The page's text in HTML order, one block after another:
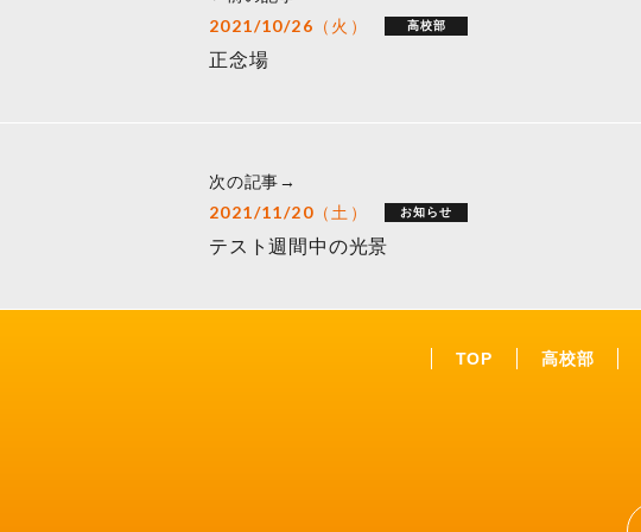
2021/10/26（火） 高校部
正念場
次の記事→
2021/11/20（土） お知らせ
テスト週間中の光景
TOP 高校部